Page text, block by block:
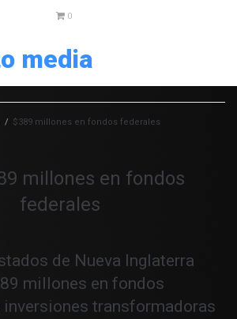
0
media
/ $389 millones en fondos federales
millones en fondos
federales
de Nueva Inglaterra
millones en fondos
transformadoras